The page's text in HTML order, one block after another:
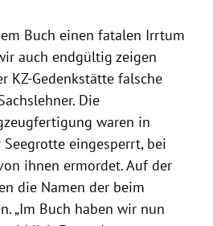
Buch einen fatalen Irrtum
auch endgültig zeigen
KZ-Gedenkstätte falsche
Die
waren in
eingesperrt, bei
ihnen ermordet. Auf der
die Namen der beim
„Im Buch haben wir nun